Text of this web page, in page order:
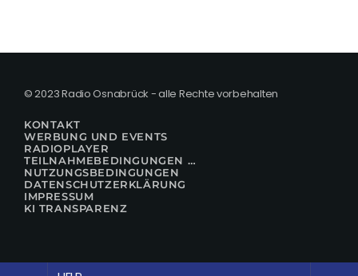
© 2023 Radio Osnabrück - alle Rechte vorbehalten
KONTAKT
WERBUNG UND EVENTS
RADIOPLAYER
TEILNAHMEBEDINGUNGEN FÜR GEWINNSPIELE
NUTZUNGSBEDINGUNGEN
DATENSCHUTZERKLÄRUNG
IMPRESSUM
KI TRANSPARENZ